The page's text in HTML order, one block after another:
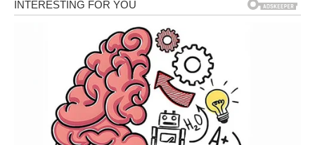
Priprema Smjese za Kolač:
U velikoj činiji, mikserom pjenasto umutite jaja,
šećer i vanilin šećer dok smjesa ne postane svijetla
i pjenasta.
Dodajte ulje i mlijeko, dobro izmiješajte.
Dodajte griz, seckane orahe, brašno i prašak za
pecivo. Sve dobro sjedinite dok ne dobijete